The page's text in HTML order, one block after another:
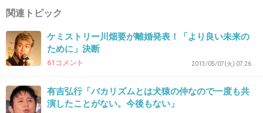
あ～、耳サングラスの人か。
安西さんと別れたあとくらいかな～～
関連トピック
ケミストリー川畑要が離婚発表！「より良い未来の
ために」決断
61コメント 2013/05/07(火) 07:26
有吉弘行「バカリズムとは犬猿の仲なので一度も共
演したことがない。今後もない」